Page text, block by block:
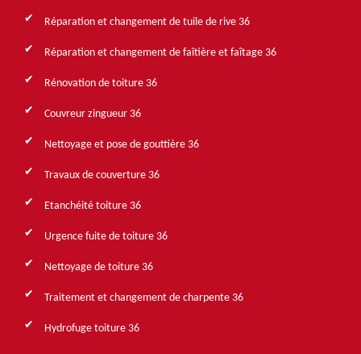
Réparation et changement de tuile de rive 36
Réparation et changement de faîtière et faîtage 36
Rénovation de toiture 36
Couvreur zingueur 36
Nettoyage et pose de gouttière 36
Travaux de couverture 36
Etanchéité toiture 36
Urgence fuite de toiture 36
Nettoyage de toiture 36
Traitement et changement de charpente 36
Hydrofuge toiture 36